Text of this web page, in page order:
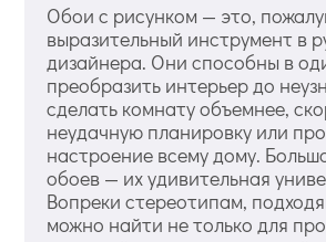
Обои с рисунком — это,
выразительный инструмент в
дизайнера. Они способны в
преобразить интерьер до
сделать комнату объемнее,
неудачную планировку или
настроение всему дому.
обоев — их удивительная
Вопреки стереотипам,
можно найти не только для